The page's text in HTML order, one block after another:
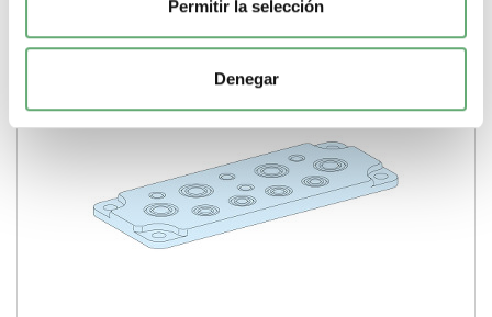
Permitir la selección
Denegar